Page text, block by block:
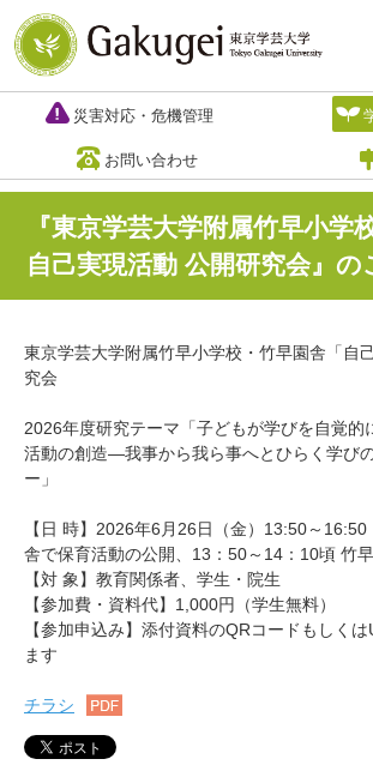
災害対応・危機管理
お問い合わせ
『東京学芸大学附属竹早小学
自己実現活動 公開研究会』の
東京学芸大学附属竹早小学校・竹早園舎「自
究会
2026年度研究テーマ「子どもが学びを自覚的
活動の創造―我事から我ら事へとひらく学び
ー」
【日 時】2026年6月26日（金）13:50～
舎で保育活動の公開、13：50～14：10頃 竹早
【対 象】教育関係者、学生・院生
【参加費・資料代】1,000円（学生無料）
【参加申込み】添付資料のQRコードもしく
ます
チラシ